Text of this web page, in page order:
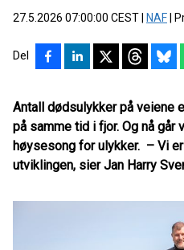
27.5.2026 07:00:00 CEST NAF
Del
Antall dødsulykker på veiene
på samme tid i fjor. Og nå går
høysesong for ulykker. – Vi
utviklingen, sier Jan Harry